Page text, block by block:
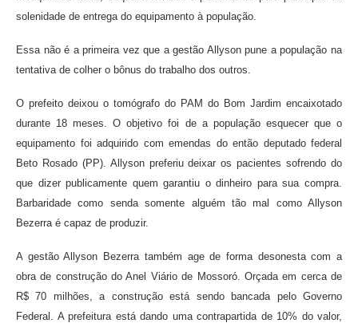
solenidade de entrega do equipamento à população.
Essa não é a primeira vez que a gestão Allyson pune a população na
tentativa de colher o bônus do trabalho dos outros.
O prefeito deixou o tomógrafo do PAM do Bom Jardim encaixotado
durante 18 meses. O objetivo foi de a população esquecer que o
equipamento foi adquirido com emendas do então deputado federal
Beto Rosado (PP). Allyson preferiu deixar os pacientes sofrendo do
que dizer publicamente quem garantiu o dinheiro para sua compra.
Barbaridade como senda somente alguém tão mal como Allyson
Bezerra é capaz de produzir.
A gestão Allyson Bezerra também age de forma desonesta com a
obra de construção do Anel Viário de Mossoró. Orçada em cerca de
R$ 70 milhões, a construção está sendo bancada pelo Governo
Federal. A prefeitura está dando uma contrapartida de 10% do valor,